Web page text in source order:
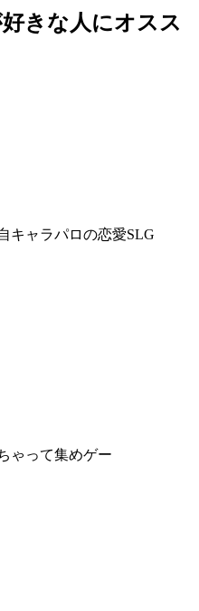
きな人にオスス
キャラパロの恋愛SLG
ゃって集めゲー